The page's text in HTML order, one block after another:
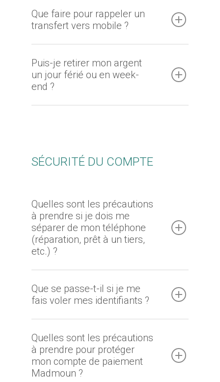
Que faire pour rappeler un
transfert vers mobile ?
Puis-je retirer mon argent
un jour férié ou en week-
end ?
SÉCURITÉ DU COMPTE
Quelles sont les précautions
à prendre si je dois me
séparer de mon téléphone
(réparation, prêt à un tiers,
etc.) ?
Que se passe-t-il si je me
fais voler mes identifiants ?
Quelles sont les précautions
à prendre pour protéger
mon compte de paiement
Madmoun ?